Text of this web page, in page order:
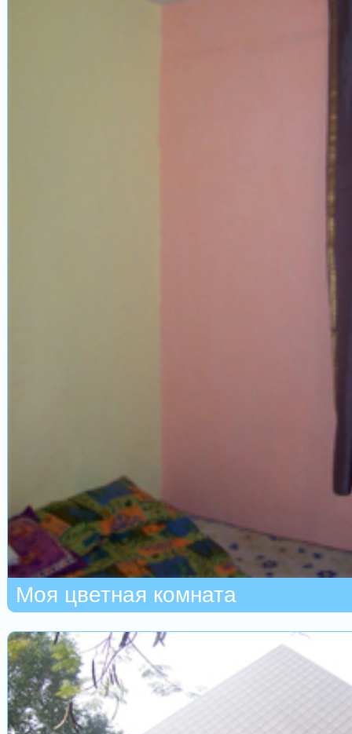
Моя цветная комната